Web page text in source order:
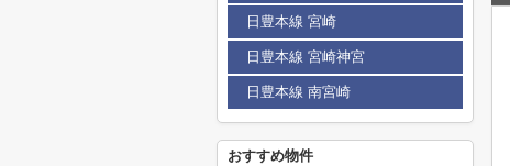
日豊本線 宮崎
日豊本線 宮崎神宮
日豊本線 南宮崎
おすすめ物件